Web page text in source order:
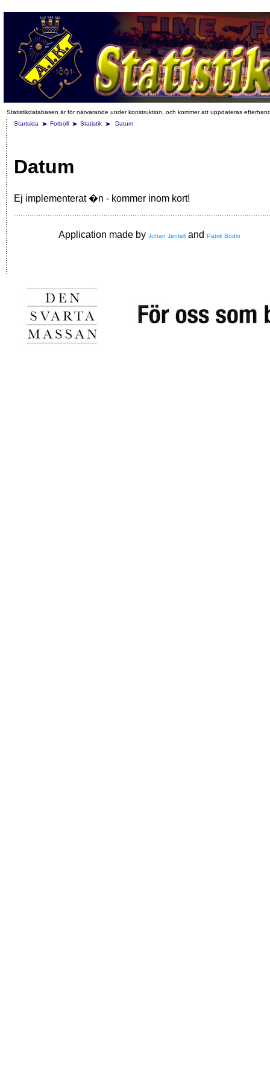
Statistikdatabasen är för närvarande under konstruktion, och kommer att uppdateras
Startsida
Fotboll Statistik Datum
Datum
Ej implementerat �n - kommer inom kort!
Application made by Johan Jentell and Patrik Bodin